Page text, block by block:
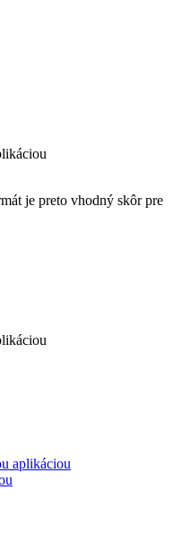
je preto vhodný skôr pre
aplikáciou